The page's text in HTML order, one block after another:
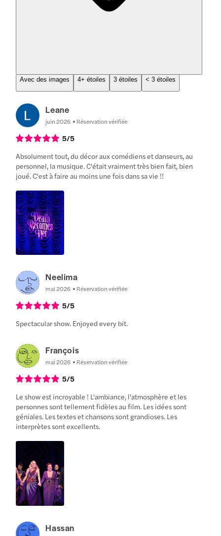
Avec des images 4+ étoiles 3 étoiles < 3 étoiles
Leane
juin 2026 Réservation vérifiée
5/5
Absolument tout, du décor aux comédiens et danseurs, au
personnel, la musique. C'était vraiment très bien fait, bien
joué. C'est à faire au moins une fois dans sa vie !!
Neelima
mai 2026 Réservation vérifiée
5/5
Spectacular show. Enjoyed every bit.
François
mai 2026 Réservation vérifiée
5/5
Le show est incroyable ! L'ambiance, l'atmosphère et les
personnes sont tellement fidèles au film. Les idées sont
géniales. Les textes et chansons sont grandioses. Les
interprètes sont excellents.
Hassan